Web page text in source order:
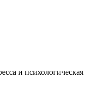
и психологическая